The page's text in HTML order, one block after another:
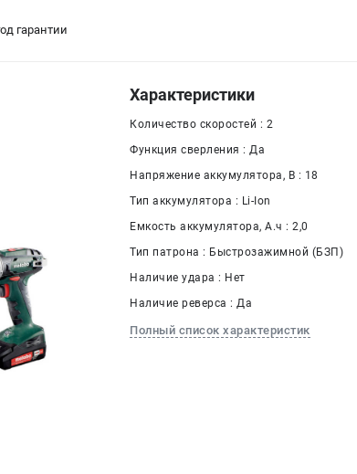
гарантии
Характеристики
Количество скоростей : 2
Функция сверления : Да
Напряжение аккумулятора, В : 18
Тип аккумулятора : Li-Ion
Емкость аккумулятора, А.ч : 2,0
Тип патрона : Быстрозажимной (БЗП)
Наличие удара : Нет
Наличие реверса : Да
Полный список характеристик